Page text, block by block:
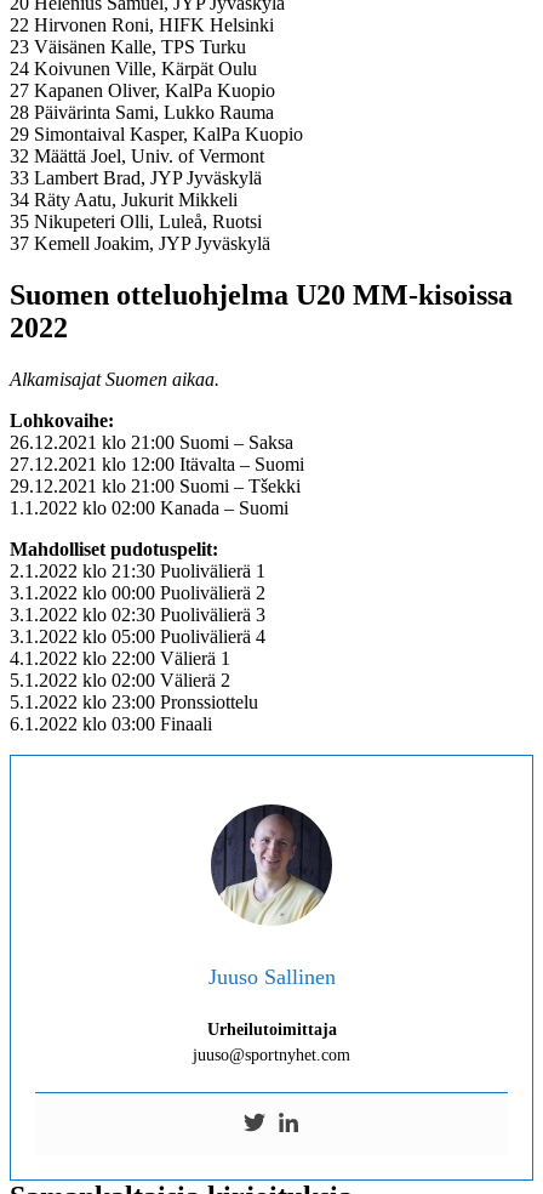
22 Hirvonen Roni, HIFK Helsinki
23 Väisänen Kalle, TPS Turku
24 Koivunen Ville, Kärpät Oulu
27 Kapanen Oliver, KalPa Kuopio
28 Päivärinta Sami, Lukko Rauma
29 Simontaival Kasper, KalPa Kuopio
32 Määttä Joel, Univ. of Vermont
33 Lambert Brad, JYP Jyväskylä
34 Räty Aatu, Jukurit Mikkeli
35 Nikupeteri Olli, Luleå, Ruotsi
37 Kemell Joakim, JYP Jyväskylä
Suomen otteluohjelma U20 MM-kisoissa
2022
Alkamisajat Suomen aikaa.
Lohkovaihe:
26.12.2021 klo 21:00 Suomi – Saksa
27.12.2021 klo 12:00 Itävalta – Suomi
29.12.2021 klo 21:00 Suomi – Tšekki
1.1.2022 klo 02:00 Kanada – Suomi
Mahdolliset pudotuspelit:
2.1.2022 klo 21:30 Puolivälierä 1
3.1.2022 klo 00:00 Puolivälierä 2
3.1.2022 klo 02:30 Puolivälierä 3
3.1.2022 klo 05:00 Puolivälierä 4
4.1.2022 klo 22:00 Välierä 1
5.1.2022 klo 02:00 Välierä 2
5.1.2022 klo 23:00 Pronssiottelu
6.1.2022 klo 03:00 Finaali
Juuso Sallinen
Urheilutoimittaja
juuso@sportnyhet.com